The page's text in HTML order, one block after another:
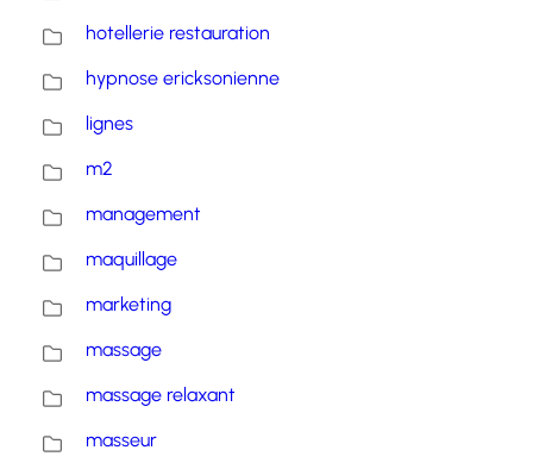
hotellerie restauration
hypnose ericksonienne
lignes
m2
management
maquillage
marketing
massage
massage relaxant
masseur